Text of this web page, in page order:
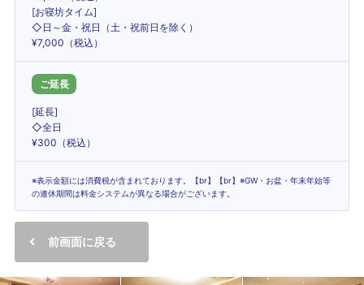
[お寝坊タイム]
◇日～金・祝日（土・祝前日を除く）
¥7,000（税込）
ご延長
[延長]
◇全日
¥300（税込）
※表示金額には消費税が含まれております。【br】【br】※GW・お盆・年末年始等
の連休期間は料金システムが異なる場合がございます。
前画面に戻る